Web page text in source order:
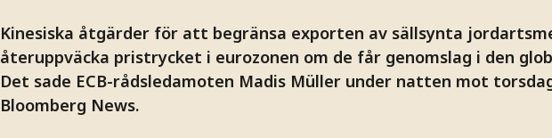
Kinesiska åtgärder för att begränsa exporten av sällsynta
återuppväcka pristrycket i eurozonen om de får genomslag i den
Det sade ECB-rådsledamoten Madis Müller under natten mot
Bloomberg News.